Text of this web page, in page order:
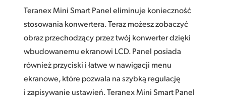
Teranex Mini Smart Panel eliminuje konieczność
stosowania konwertera. Teraz możesz zobaczyć
obraz przechodzący przez twój konwerter dzięki
wbudowanemu ekranowi LCD. Panel posiada
również przyciski i łatwe w nawigacji menu
ekranowe, które pozwala na szybką regulację
i zapisywanie ustawień. Teranex Mini Smart Panel